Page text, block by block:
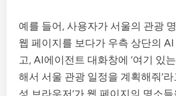
예를 들어, 사용자가 서울의 관광
웹 페이지를 보다가 우측 상단의
고, AI에이전트 대화창에 ‘여기 있
해서 서울 관광 일정을 계획해줘’라
성 브라우저’가 웹 페이지의 명소